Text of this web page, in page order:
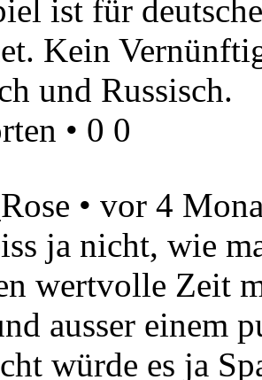
ist für
Kein
und Russisch.
• 0 0
• vor 4
ja nicht, wie
wertvolle Zeit
ausser einem
würde es ja